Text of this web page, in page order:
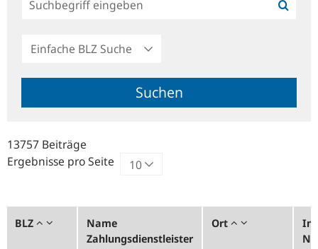
Suche
Suchen
13757 Beiträge
Ergebnisse pro Seite
BLZ
Name
Zahlungsdienstleister
Ort